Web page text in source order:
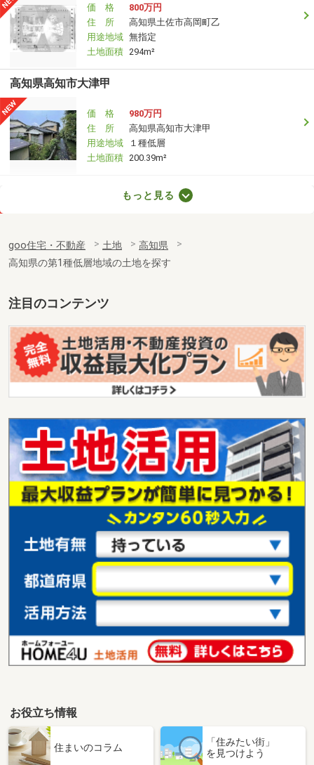
価 格
800万円
住 所
高知県土佐市高岡町乙
用途地域 無指定
土地面積 294m²
高知県高知市大津甲
価 格
980万円
住 所
高知県高知市大津甲
用途地域
１種低層
土地面積 200.39m²
用途地域
１種中高
土地面積 171.12m²
もっと見る
goo住宅・不動産 土地
高知県
高知県の第1種低層地域の土地を探す
注目のコンテンツ
お役立ち情報
住まいのコラム
「住みたい街」
を見つけよう